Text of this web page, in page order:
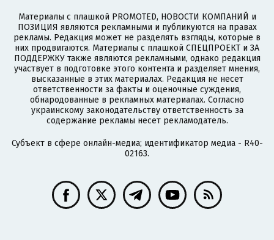
Материалы с плашкой PROMOTED, НОВОСТИ КОМПАНИЙ и
ПОЗИЦИЯ являются рекламными и публикуются на правах
рекламы. Редакция может не разделять взгляды, которые в
них продвигаются. Материалы с плашкой СПЕЦПРОЕКТ и ЗА
ПОДДЕРЖКУ также являются рекламными, однако редакция
участвует в подготовке этого контента и разделяет мнения,
высказанные в этих материалах. Редакция не несет
ответственности за факты и оценочные суждения,
обнародованные в рекламных материалах. Согласно
украинскому законодательству ответственность за
содержание рекламы несет рекламодатель.
Субъект в сфере онлайн-медиа; идентификатор медиа - R40-
02163.